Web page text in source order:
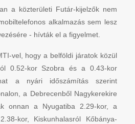
a közterületi Futár-kijelzők nem
alkalmazás sem lesz
- hívták el a figyelmet.
vel, hogy a belföldi járatok közül
0.52-kor Szobra és a 0.43-kor
a nyári időszámítás szerint
a Debrecenből Nagykerekire
onnan a Nyugatiba 2.29-kor, a
kor, Kiskunhalasról Kőbánya-